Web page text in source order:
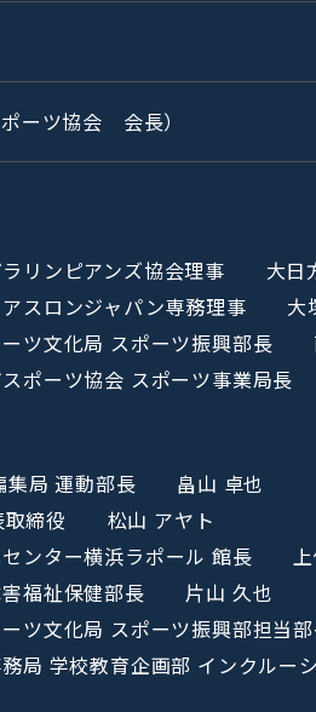
ーツ協会 会長）
リンピアンズ協会理事 大日
スロンジャパン専務理事 大
ツ文化局 スポーツ振興部長
ポーツ協会 スポーツ事業局
集局 運動部長 畠山 卓也
取締役 松山 アヤト
ンター横浜ラポール 館長 上
害福祉保健部長 片山 久也
ツ文化局 スポーツ振興部担
局 学校教育企画部 インクルー